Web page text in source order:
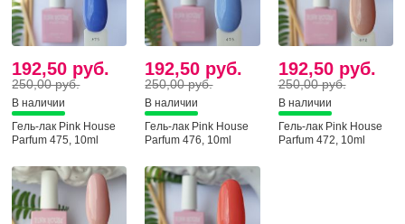
192,50 руб.
250,00 руб.
В наличии
Гель-лак Pink House
Parfum 475, 10ml
192,50 руб.
250,00 руб.
В наличии
Гель-лак Pink House
Parfum 476, 10ml
192,50 руб.
250,00 руб.
В наличии
Гель-лак Pink House
Parfum 472, 10ml